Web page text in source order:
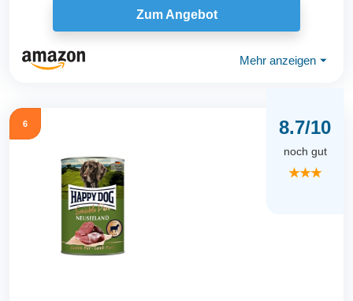
Zum Angebot
Mehr anzeigen ⏷
6 8.7/10
noch gut
★★★